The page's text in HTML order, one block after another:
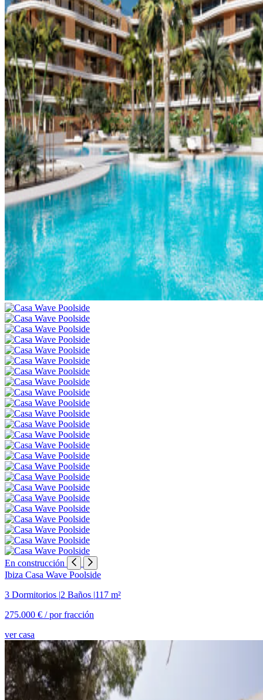
En construcción
Ibiza Casa Wave Poolside
3 Dormitorios |2 Baños |117 m²
275.000 € /por fracción
ver casa